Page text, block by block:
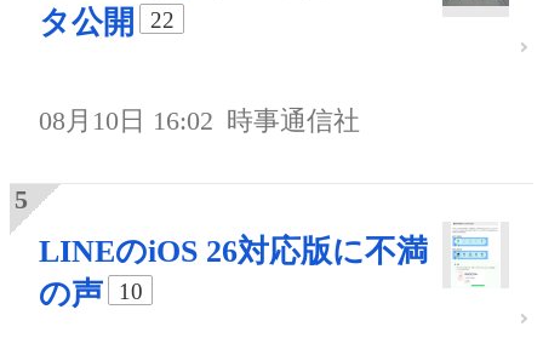
タ公開
22
08月10日 16:02 時事通信社
LINEのiOS 26対応版に不満
の声
10